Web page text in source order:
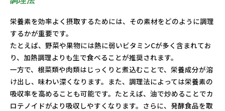
栄養素を効率よく摂取するためには、その素材をどのように調理
するかが重要です。
たとえば、野菜や果物には熱に弱いビタミンCが多く含まれてお
り、加熱調理よりも生で食べることが推奨されます。
一方で、根菜類や肉類はじっくりと煮込むことで、栄養成分が溶
け出し、味わい深くなります。また、調理法によっては栄養素の
吸収率を高めることも可能です。たとえば、油で炒めることでカ
ロテノイドがより吸収しやすくなります。さらに、発酵食品を取